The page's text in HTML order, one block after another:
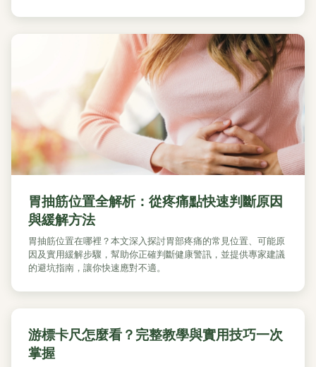
胃抽筋位置全解析：從疼痛點快速判斷原因
與緩解方法
胃抽筋位置在哪裡？本文深入探討胃部疼痛的常見位置、可能原
因及實用緩解步驟，幫助你正確判斷健康警訊，並提供專家建議
的避坑指南，讓你快速應對不適。
游標卡尺怎麼看？完整教學與實用技巧一次
掌握